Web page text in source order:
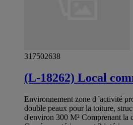
317502638
(L-18262) Local
Environnement zone d 'activité
double peaux pour la toiture,
d'environ 300 M² Comprenant la